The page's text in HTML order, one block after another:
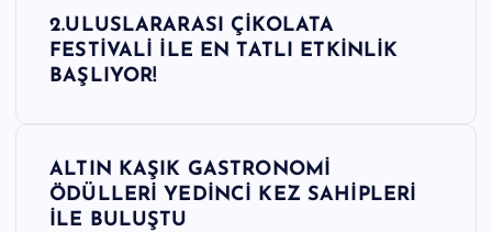
2.ULUSLARARASI ÇİKOLATA
FESTİVALİ İLE EN TATLI ETKİNLİK
BAŞLIYOR!
ALTIN KAŞIK GASTRONOMİ
ÖDÜLLERİ YEDİNCİ KEZ SAHİPLERİ
İLE BULUŞTU